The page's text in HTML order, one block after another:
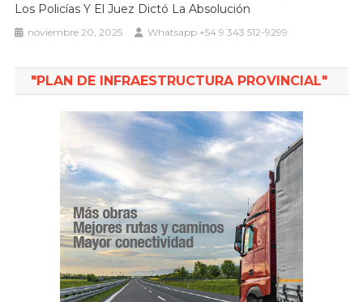
Los Policías Y El Juez Dictó La Absolución
noviembre 20, 2025 Whatsapp +54 9 343 512-9299
"PLAN DE INFRAESTRUCTURA PROVINCIAL"